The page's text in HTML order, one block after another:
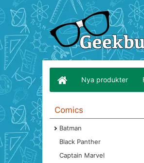
Nya produkter
Comics
Batman
Black Panther
Captain Marvel